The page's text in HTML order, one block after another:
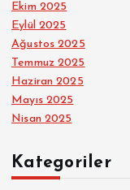
Ekim 2025
Eylül 2025
Ağustos 2025
Temmuz 2025
Haziran 2025
Mayıs 2025
Nisan 2025
Kategoriler